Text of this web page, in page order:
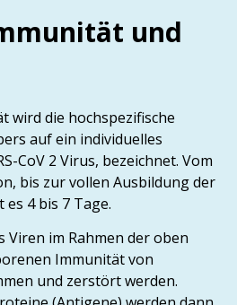
und
wird die hochspezifische
auf ein individuelles
CoV 2 Virus, bezeichnet. Vom
bis zur vollen Ausbildung der
4 bis 7 Tage.
Viren im Rahmen der oben
Immunität von
und zerstört werden.